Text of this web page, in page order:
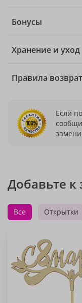
Бонусы
Хранение и уход
Правила
Если
Добавьте к
Все Открытки